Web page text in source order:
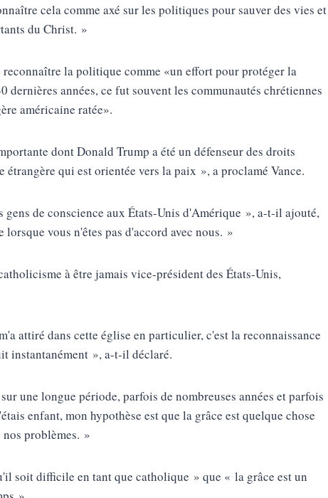
cela comme axé sur les politiques pour sauver des vies et
du Christ. »
la politique comme «un effort pour protéger la
années, ce fut souvent les communautés chrétiennes
américaine ratée».
dont Donald Trump a été un défenseur des droits
qui est orientée vers la paix », a proclamé Vance.
gens de conscience aux États-Unis d'Amérique », a-t-il ajouté,
vous n'êtes pas d'accord avec nous. »
à être jamais vice-président des États-Unis,
attiré dans cette église en particulier, c'est la reconnaissance
instantanément », a-t-il déclaré.
une longue période, parfois de nombreuses années et parfois
enfant, mon hypothèse est que la grâce est quelque chose
problèmes. »
soit difficile en tant que catholique » que « la grâce est un